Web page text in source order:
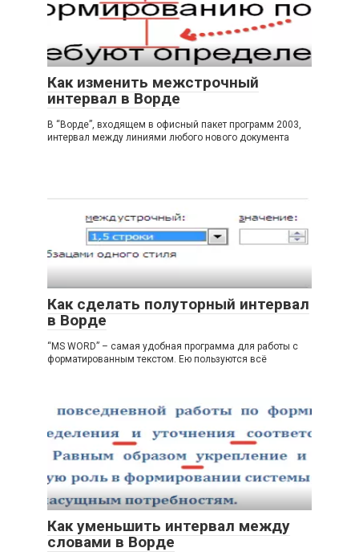
Как изменить межстрочный
интервал в Ворде
В “Ворде”, входящем в офисный пакет программ 2003,
интервал между линиями любого нового документа
Как сделать полуторный интервал
в Ворде
“MS WORD” – самая удобная программа для работы с
форматированным текстом. Ею пользуются всё
Как уменьшить интервал между
словами в Ворде